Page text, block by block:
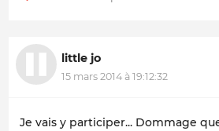
little jo
15 mars 2014 à 19:12:32
Je vais y participer... Dommage